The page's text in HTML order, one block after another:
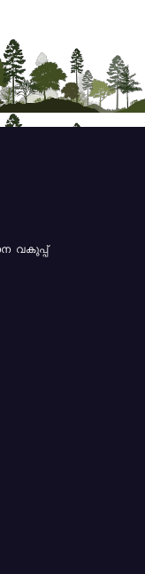
വകുപ്പ്